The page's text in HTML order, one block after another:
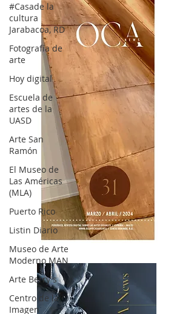
#Casade la
cultura
Jarabacoa, RD
Fotografía de
arte
Hoy digital
Escuela de
artes de la
UASD
Arte San
Ramón
El Museo de
Las Américas
(MLA)
Puerto Rico
Listin Diario
Museo de Arte
Moderno MAN
Arte Berry's
Centro de la
Imagen
OCA|News 31 / Marzo-Abril / 2024